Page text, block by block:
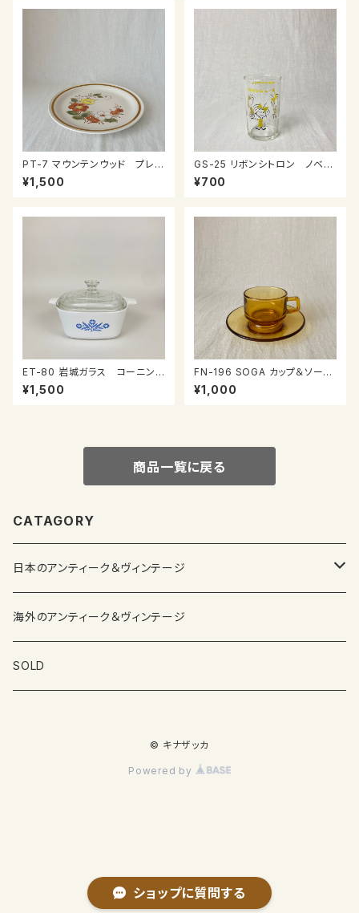
ショップに質問する
PT-7 マウンテンウッド プレー
ト
¥1,500
GS-25 リボンシトロン ノベル
ティグラス
¥700
ET-80 岩城ガラス コーニング
社 小さなキャセロール
¥1,500
FN-196 SOGA カップ＆ソーサ
ー
¥1,000
商品一覧に戻る
CATAGORY
日本のアンティーク＆ヴィンテージ
カップ＆ソーサー
ガラス製品
海外のアンティーク＆ヴィンテージ
SOLD
© キナザッカ
Powered by